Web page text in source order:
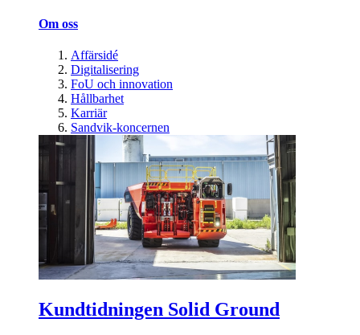
Om oss
Affärsidé
Digitalisering
FoU och innovation
Hållbarhet
Karriär
Sandvik-koncernen
Kundtidningen Solid Ground